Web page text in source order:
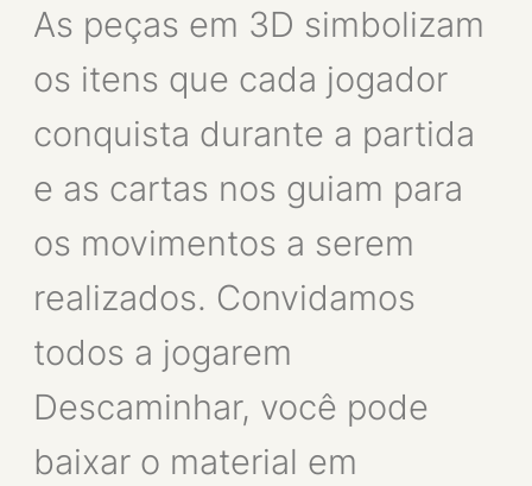
As peças em 3D simbolizam
os itens que cada jogador
conquista durante a partida
e as cartas nos guiam para
os movimentos a serem
realizados. Convidamos
todos a jogarem
Descaminhar, você pode
baixar o material em